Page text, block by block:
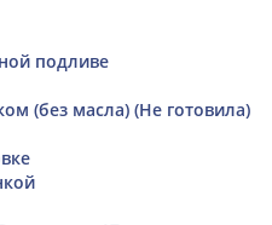
подливе
(без масла) (Не готовила)